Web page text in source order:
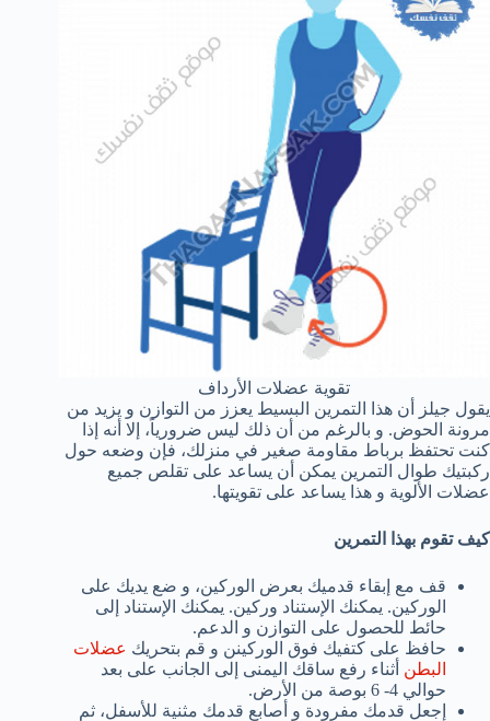
تقوية عضلات الأرداف
يقول جيلز أن هذا التمرين البسيط يعزز من التوازن و يزيد من
مرونة الحوض. و بالرغم من أن ذلك ليس ضرورياً، إلا أنه إذا
كنت تحتفظ برباط مقاومة صغير في منزلك، فإن وضعه حول
ركبتيك طوال التمرين يمكن أن يساعد على تقلص جميع
عضلات الألوية و هذا يساعد على تقويتها.
كيف تقوم بهذا التمرين
قف مع إبقاء قدميك بعرض الوركين، و ضع يديك على
الوركين. يمكنك الإستناد وركين. يمكنك الإستناد إلى
حائط للحصول على التوازن و الدعم.
حافظ على كتفيك فوق الوركينن و قم بتحريك عضلات
البطن أثناء رفع ساقك اليمنى إلى الجانب على بعد
حوالي 4- 6 بوصة من الأرض.
إجعل قدمك مفرودة و أصابع قدمك مثنية للأسفل، ثم